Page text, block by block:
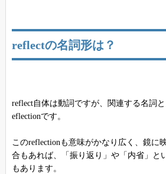
reflectの名詞形は？
reflect自体は動詞ですが、関連する名詞
eflectionです。
このreflectionも意味がかなり広く、鏡に
合もあれば、「振り返り」や「内省」と
もあります。